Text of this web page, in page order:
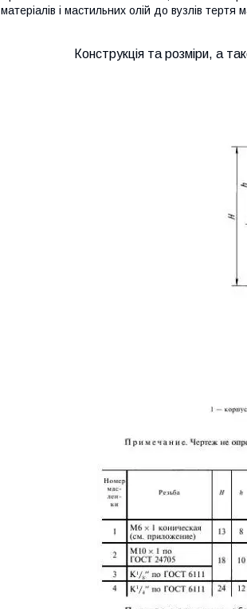
матеріалів і мастильних олій до вузлів тертя
Конструкція та розміри, а